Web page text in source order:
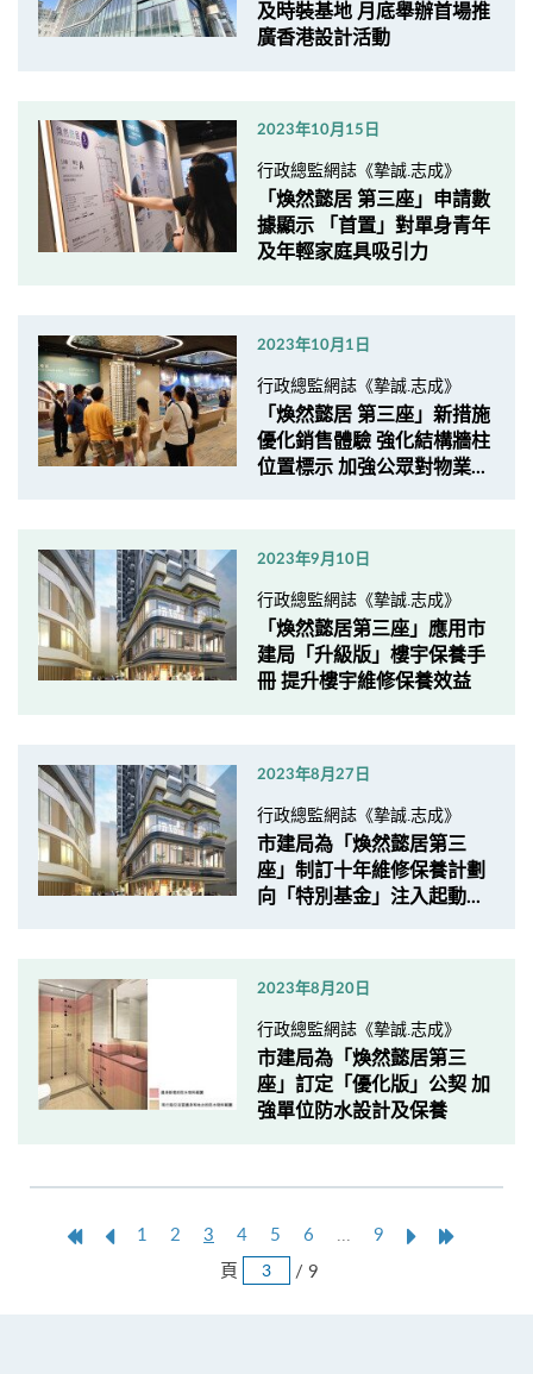
及時裝基地 月底舉辦首場推
廣香港設計活動
2023年10月15日
行政總監網誌《摯誠.志成》
「煥然懿居 第三座」申請數
據顯示 「首置」對單身青年
及年輕家庭具吸引力
2023年10月1日
行政總監網誌《摯誠.志成》
「煥然懿居 第三座」新措施
優化銷售體驗 強化結構牆柱
位置標示 加強公眾對物業...
2023年9月10日
行政總監網誌《摯誠.志成》
「煥然懿居第三座」應用市
建局「升級版」樓宇保養手
冊 提升樓宇維修保養效益
2023年8月27日
行政總監網誌《摯誠.志成》
市建局為「煥然懿居第三
座」制訂十年維修保養計劃
向「特別基金」注入起動...
2023年8月20日
行政總監網誌《摯誠.志成》
市建局為「煥然懿居第三
座」訂定「優化版」公契 加
強單位防水設計及保養
第
上
1 2 3
頁
4 5 6 ... 9
NextLast
頁 / 9跳